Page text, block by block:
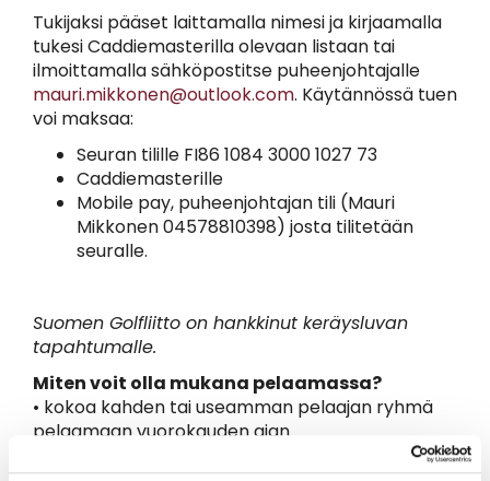
Tukijaksi pääset laittamalla nimesi ja kirjaamalla
tukesi Caddiemasterilla olevaan listaan tai
ilmoittamalla sähköpostitse puheenjohtajalle
mauri.mikkonen@outlook.com. Käytännössä tuen
voi maksaa:
Seuran tilille FI86 1084 3000 1027 73
Caddiemasterille
Mobile pay, puheenjohtajan tili (Mauri
Mikkonen 04578810398) josta tilitetään
seuralle.
Suomen Golfliitto on hankkinut keräysluvan
tapahtumalle.
Miten voit olla mukana pelaamassa?
• kokoa kahden tai useamman pelaajan ryhmä
pelaamaan vuorokauden ajan